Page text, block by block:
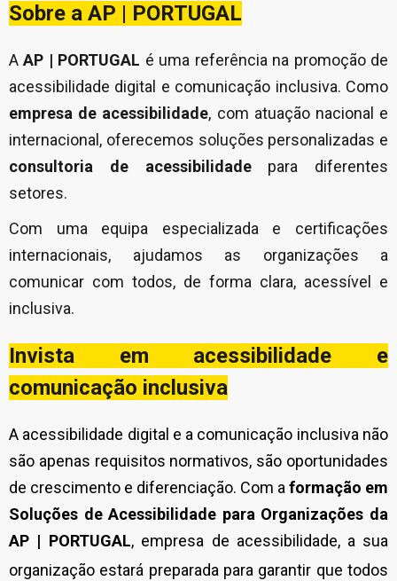
Sobre a AP | PORTUGAL
AAP | PORTUGAL é uma referência na promoção de
acessibilidade digital e comunicação inclusiva. Como
empresa de acessibilidade, com atuação nacional e
internacional, oferecemos soluções personalizadas e
consultoria de acessibilidadepara diferentes
setores.
Com uma equipa especializada e certificações
internacionais, ajudamos as organizações a
comunicar com todos, de forma clara, acessível e
inclusiva.
Invista em acessibilidade e
comunicação inclusiva
A acessibilidade digital e a comunicação inclusiva não
são apenas requisitos normativos, são oportunidades
de crescimento e diferenciação. Com a formação em
Soluções de Acessibilidade para Organizações da
AP | PORTUGAL, empresa de acessibilidade, a sua
organização estará preparada para garantir que todos